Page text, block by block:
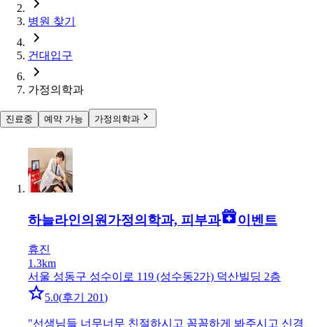
병원 찾기
건대입구
가정의학과
진료중 예약 가능 가정의학과
하늘라인의원가정의학과, 피부과 이벤트
휴진
1.3km
서울 성동구 성수이로 119 (성수동2가) 덕산빌딩 2층
5.0(후기 201)
"선생님들 너무너무 친절하시고 꼼꼼하게 봐주시고 신경